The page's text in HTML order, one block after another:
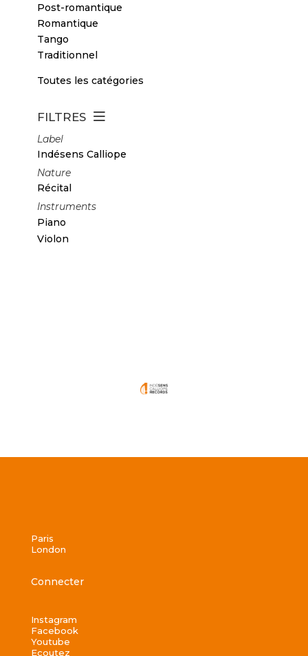
Post-romantique
Romantique
Tango
Traditionnel
Toutes les catégories
FILTRES
Label
Indésens Calliope
Nature
Récital
Instruments
Piano
Violon
Paris
London
Connecter
Instagram
Facebook
Youtube
Ecoutez